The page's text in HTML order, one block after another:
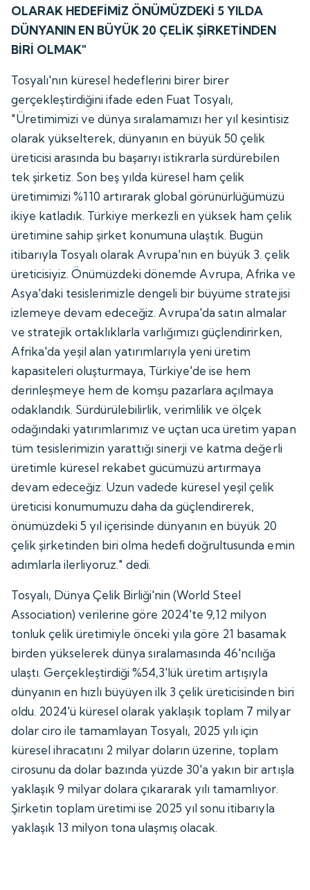
OLARAK HEDEFİMİZ ÖNÜMÜZDEKİ 5 YILDA
DÜNYANIN EN BÜYÜK 20 ÇELİK ŞİRKETİNDEN
BİRİ OLMAK"
Tosyalı'nın küresel hedeflerini birer birer
gerçekleştirdiğini ifade eden Fuat Tosyalı,
"Üretimimizi ve dünya sıralamamızı her yıl kesintisiz
olarak yükselterek, dünyanın en büyük 50 çelik
üreticisi arasında bu başarıyı istikrarla sürdürebilen
tek şirketiz. Son beş yılda küresel ham çelik
üretimimizi %110 artırarak global görünürlüğümüzü
ikiye katladık. Türkiye merkezli en yüksek ham çelik
üretimine sahip şirket konumuna ulaştık. Bugün
itibarıyla Tosyalı olarak Avrupa'nın en büyük 3. çelik
üreticisiyiz. Önümüzdeki dönemde Avrupa, Afrika ve
Asya'daki tesislerimizle dengeli bir büyüme stratejisi
izlemeye devam edeceğiz. Avrupa'da satın almalar
ve stratejik ortaklıklarla varlığımızı güçlendirirken,
Afrika'da yeşil alan yatırımlarıyla yeni üretim
kapasiteleri oluşturmaya, Türkiye'de ise hem
derinleşmeye hem de komşu pazarlara açılmaya
odaklandık. Sürdürülebilirlik, verimlilik ve ölçek
odağındaki yatırımlarımız ve uçtan uca üretim yapan
tüm tesislerimizin yarattığı sinerji ve katma değerli
üretimle küresel rekabet gücümüzü artırmaya
devam edeceğiz. Uzun vadede küresel yeşil çelik
üreticisi konumumuzu daha da güçlendirerek,
önümüzdeki 5 yıl içerisinde dünyanın en büyük 20
çelik şirketinden biri olma hedefi doğrultusunda emin
adımlarla ilerliyoruz." dedi.
Tosyalı, Dünya Çelik Birliği'nin (World Steel
Association) verilerine göre 2024'te 9,12 milyon
tonluk çelik üretimiyle önceki yıla göre 21 basamak
birden yükselerek dünya sıralamasında 46'ncılığa
ulaştı. Gerçekleştirdiği %54,3'lük üretim artışıyla
dünyanın en hızlı büyüyen ilk 3 çelik üreticisinden biri
oldu. 2024'ü küresel olarak yaklaşık toplam 7 milyar
dolar ciro ile tamamlayan Tosyalı, 2025 yılı için
küresel ihracatını 2 milyar doların üzerine, toplam
cirosunu da dolar bazında yüzde 30'a yakın bir artışla
yaklaşık 9 milyar dolara çıkararak yılı tamamlıyor.
Şirketin toplam üretimi ise 2025 yıl sonu itibarıyla
yaklaşık 13 milyon tona ulaşmış olacak.